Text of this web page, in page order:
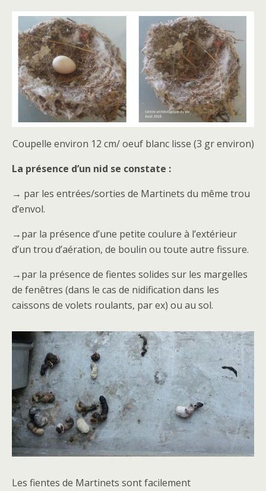
Coupelle environ 12 cm/ oeuf blanc lisse (3 gr environ)
La présence d’un nid se constate :
→ par les entrées/sorties de Martinets du même trou
d’envol.
→par la présence d’une petite coulure à l’extérieur
d’un trou d’aération, de boulin ou toute autre fissure.
→par la présence de fientes solides sur les margelles
de fenêtres (dans le cas de nidification dans les
caissons de volets roulants, par ex) ou au sol.
Les fientes de Martinets sont facilement